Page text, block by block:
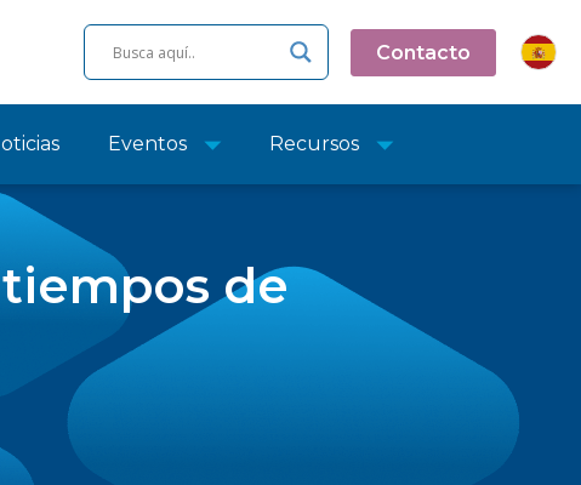
Contacto
Eventos Recursos
de